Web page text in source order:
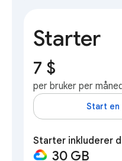
Starter
7 $
per bruker per
Start
Starter inkluderer
30 GB